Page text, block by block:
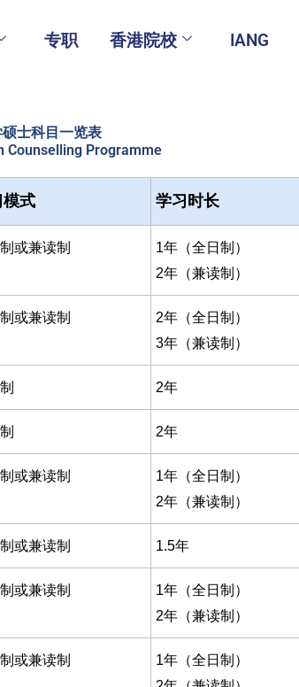
专职 香港院校 IANG
士科目一览表
Counselling Programme
模式 学习时长
或兼读制
1年（全日制）
2年（兼读制）
或兼读制
2年（全日制）
3年（兼读制）
2年
2年
或兼读制
1年（全日制）
2年（兼读制）
或兼读制 1.5年
或兼读制
1年（全日制）
2年（兼读制）
或兼读制
1年（全日制）